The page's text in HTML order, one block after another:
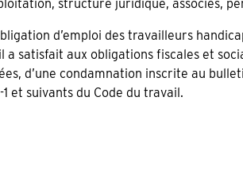
structure juridique, associés,
d’emploi des travailleurs
satisfait aux obligations fiscales et
d’une condamnation inscrite au
1 et suivants du Code du travail.